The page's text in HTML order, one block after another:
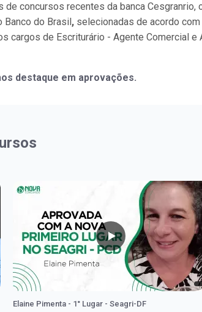
de concursos recentes da banca Cesgranrio,
do Brasil , selecionadas de acordo
cargos de Escriturário - Agente Comercial e
destaque em aprovações.
Elaine Pimenta - 1° Lugar - Seagri-DF